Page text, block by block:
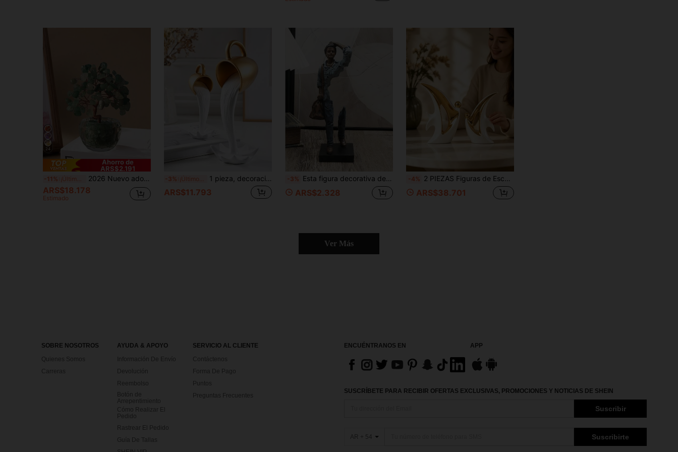
24
Ahorro de
ARS$2.191
-11% ¡Últimos 3 días 2026 Nuevo adorno de árbol de cristal verde pequeño, decoración de mesa de comedor navideña, regalo, decoración del hogar, decoración de cocina, decoración de habitación, decoración de fiesta, artesanía decorativa, adorno de escritorio, centro de mesa de comedor
ARS$18.178
Estimado
-3% ¡Últimos 2 días 1 pieza, decoración de taza de café flotante tridimensional, adorno de taza de café de resina creativa con efecto antigravedad, adecuado para decoración del hogar, cafetería y accesorios de fotografía creativa
ARS$11.793
-3% Esta figura decorativa de viajero es una escultura de arte abstracto que representa a un viajero que lleva vaqueros azules y una bolsa marrón, de 6.29 pulgadas de alto (azul)
ARS$2.328
-4% 2 PIEZAS Figuras de Escultura Abstracta en Oro Blanco, Estatua de Decoración del Hogar de Resina Moderna, Ornamento Decorativo de Lujo para Sala de Estar, Dormitorio, Entrada, Mesa, Acento de Arte Minimalista Nórdico, Elegante Regalo de Inauguración de Casa para Mujeres
ARS$38.701
Ver Más
SOBRE NOSOTROS
Quienes Somos
Carreras
AYUDA & APOYO
Información De Envío
Devolución
Reembolso
Botón de
Arrepentimiento
Cómo Realizar El
Pedido
Rastrear El Pedido
Guía De Tallas
SERVICIO AL CLIENTE
Contáctenos
Forma De Pago
Puntos
Preguntas Frecuentes
ENCUÉNTRANOS EN APP
SUSCRÍBETE PARA RECIBIR OFERTAS EXCLUSIVAS, PROMOCIONES Y NOTICIAS DE SHEIN
Suscribir
AR + 54 Suscribirte